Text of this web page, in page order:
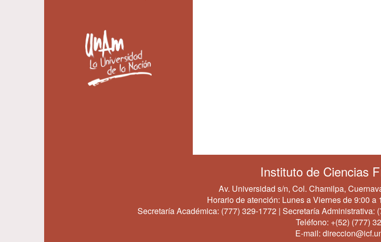
Instituto de Ciencias
Av. Universidad s/n, Col. Chamilpa,
Horario de atención: Lunes a Viernes de 9:00 a
Secretaría Académica: (777) 329-1772 | Secretaría Administrativa:
Teléfono: +(52) (777)
E-mail: